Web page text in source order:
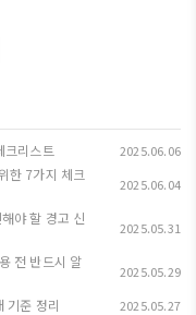
크리스트 2025.06.06
한 7가지 체크
2025.06.04
야 할 경고 신
2025.05.31
전 반드시 알
2025.05.29
기준 정리 2025.05.27